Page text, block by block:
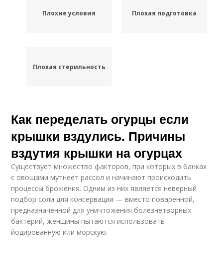
Плохие условия Плохая подготовка
Плохая стерильность
Как переделать огурцы если
крышки вздулись. Причины
вздутия крышки на огурцах
Существует множество факторов, при которых в банках
с овощами мутнеет рассол и начинают происходить
процессы брожения. Одним из них является неверный
подбор соли для консервации — вместо поваренной,
предназначенной для уничтожения болезнетворных
бактерий, женщины пытаются использовать
йодированную или морскую.